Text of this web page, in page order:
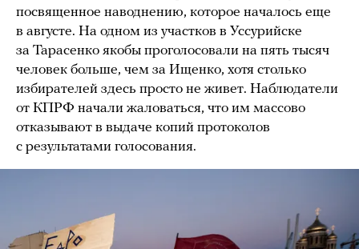
посвященное наводнению, которое началось еще
в августе. На одном из участков в Уссурийске
за Тарасенко якобы проголосовали на пять тысяч
человек больше, чем за Ищенко, хотя столько
избирателей здесь просто не живет. Наблюдатели
от КПРФ начали жаловаться, что им массово
отказывают в выдаче копий протоколов
с результатами голосования.